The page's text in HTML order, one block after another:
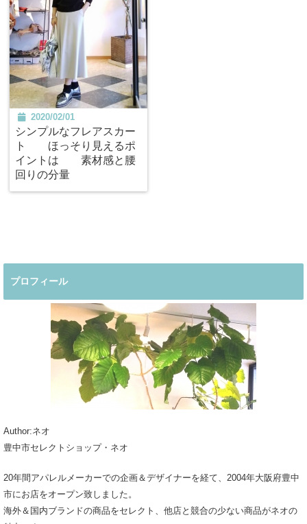
2020/02/01
シンプルなフレアスカー
ト ほっそり見えるポ
イントは 素材感と腰
回りの分量
プロフィール
Author:ネオ
豊中市セレクトショップ・ネオ
20年間アパレルメーカーでの企画＆デザイナーを経て、2004年大阪府豊中
市にお店をオープン致しました。
海外＆国内ブランドの商品をセレクト、他店と競合の少ない商品がネオの